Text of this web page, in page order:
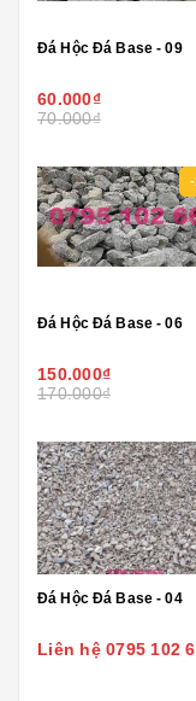
Đá Hộc Đá Base - 09
60.000₫
70.000₫
Đá Hộc Đá Base - 06
150.000₫
170.000₫
Đá Hộc Đá Base - 04
Liên hệ 0795 102